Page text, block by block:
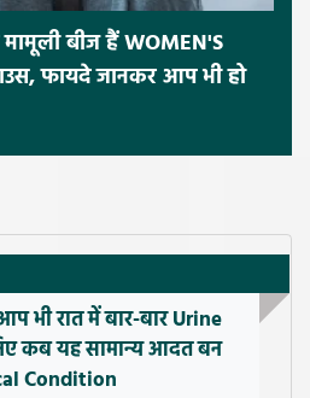
बीज हैं WOMEN'S
फायदे जानकर आप भी हो
भी रात में बार-बार Urine
कब यह सामान्य आदत बन
Condition